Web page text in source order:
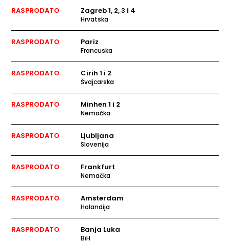
RASPRODATO Zagreb 1, 2, 3 i 4
Hrvatska
RASPRODATO Pariz
Francuska
RASPRODATO Cirih 1 i 2
Švajcarska
RASPRODATO Minhen 1 i 2
Nemačka
RASPRODATO Ljubljana
Slovenija
RASPRODATO Frankfurt
Nemačka
RASPRODATO Amsterdam
Holandija
RASPRODATO Banja Luka
BiH